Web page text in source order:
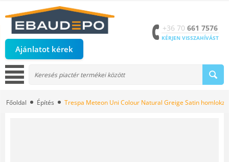
Ajánlatot kérek
+36 70 661 7576
KÉRJEN VISSZAHÍVÁST
Főoldal Építés Trespa Meteon Uni Colour Natural Greige Satin